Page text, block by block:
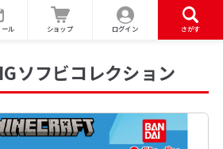
ール ショップ ログイン さがす
ソフビコレクション